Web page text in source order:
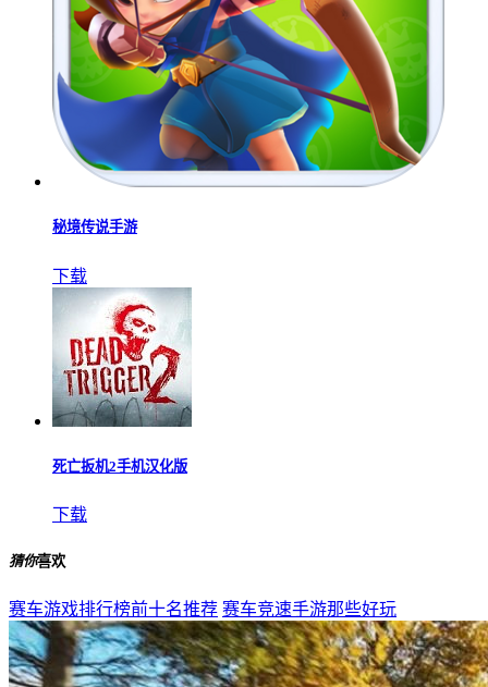
秘境传说手游
下载
死亡扳机2手机汉化版
下载
猜你喜欢
赛车游戏排行榜前十名推荐 赛车竞速手游那些好玩